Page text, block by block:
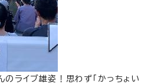
ライブ雄姿！思わず「かっちょい